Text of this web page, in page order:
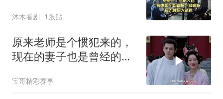
沐木看剧 1跟贴
原来老师是个惯犯来的，
现在的妻子也是曾经的学
宝哥精彩赛事